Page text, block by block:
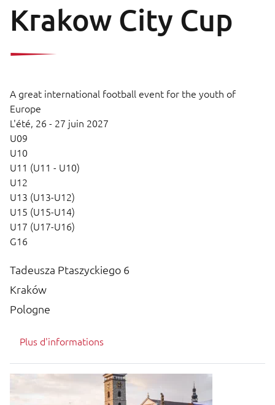
Krakow City Cup
A great international football event for the youth of
Europe
L'été, 26 - 27 juin 2027
U09
U10
U11 (U11 - U10)
U12
U13 (U13-U12)
U15 (U15-U14)
U17 (U17-U16)
G16
Tadeusza Ptaszyckiego 6
Kraków
Pologne
Plus d'informations